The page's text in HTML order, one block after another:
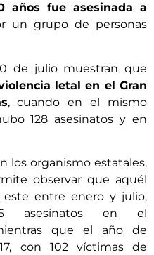
años fue asesinada a
un grupo de personas
de julio muestran que
letal en el Gran
, cuando en el mismo
128 asesinatos y en
los organismo estatales,
observar que aquél
entre enero y julio,
asesinatos en el
que el año de
con 102 víctimas de